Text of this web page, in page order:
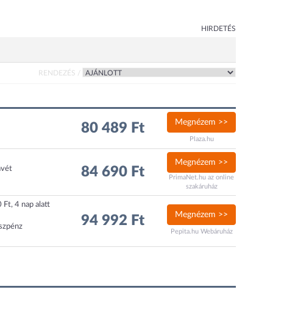
HIRDETÉS
RENDEZÉS /
80 489 Ft Megnézem >>
Plaza.hu
84 690 Ft
Megnézem >>
PrimaNet.hu az online
szakáruház
Ft, 4 nap alatt
94 992 Ft Megnézem >>
Pepita.hu Webáruház